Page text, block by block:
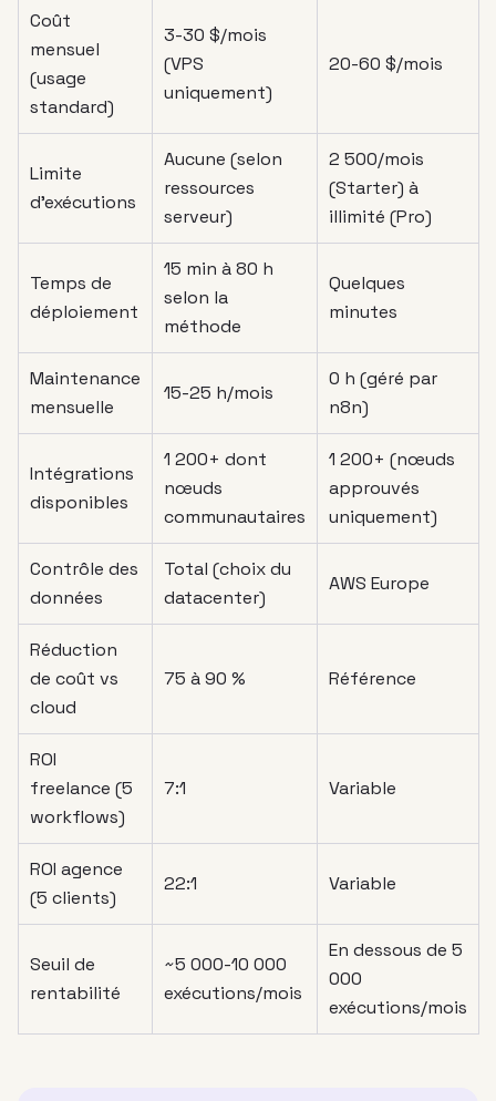
Coût
mensuel
(usage
standard)
3-30 $/mois
(VPS
uniquement)
20-60 $/mois
Limite
d’exécutions
Aucune (selon
ressources
serveur)
2 500/mois
(Starter) à
illimité (Pro)
Temps de
déploiement
15 min à 80 h
selon la
méthode
Quelques
minutes
Maintenance
mensuelle
15-25 h/mois
0 h (géré par
n8n)
Intégrations
disponibles
1 200+ dont
nœuds
communautaires
1 200+ (nœuds
approuvés
uniquement)
Contrôle des
données
Total (choix du
datacenter)
AWS Europe
Réduction
de coût vs
cloud
75 à 90 % Référence
ROI
freelance (5
workflows)
7:1 Variable
ROI agence
(5 clients)
22:1 Variable
Seuil de
rentabilité
~5 000-10 000
exécutions/mois
En dessous de 5
000
exécutions/mois